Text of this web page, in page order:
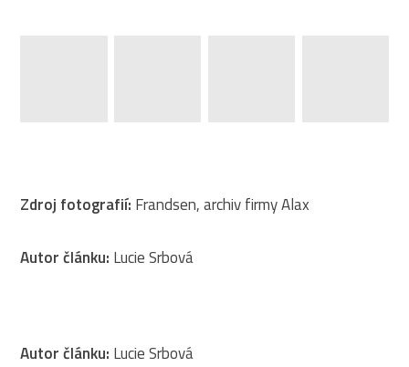
Zdroj fotografií: Frandsen, archiv firmy Alax
Autor článku: Lucie Srbová
Autor článku: Lucie Srbová